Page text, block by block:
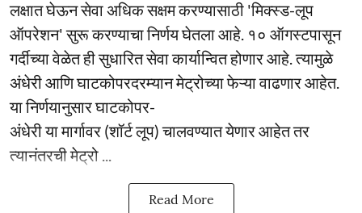
लक्षात घेऊन सेवा अधिक सक्षम करण्यासाठी 'मिक्स्ड-लूप
ऑपरेशन' सुरू करण्याचा निर्णय घेतला आहे. १० ऑगस्टपासून
गर्दीच्या वेळेत ही सुधारित सेवा कार्यान्वित होणार आहे. त्यामुळे
अंधेरी आणि घाटकोपरदरम्यान मेट्रोच्या फेऱ्या वाढणार आहेत.
या निर्णयानुसार घाटकोपर-
अंधेरी या मार्गावर (शॉर्ट लूप) चालवण्यात येणार आहेत तर
त्यानंतरची मेट्रो ...
Read More